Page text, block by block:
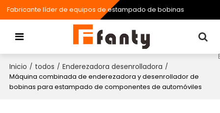
Fabricante líder de equipos de estampado de bobinas
Inicio / todos / Enderezadora desenrolladora /
Máquina combinada de enderezadora y desenrollador de
bobinas para estampado de componentes de automóviles